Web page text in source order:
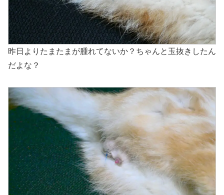
昨日よりたまたまが腫れてないか？ちゃんと玉抜きしたん
だよな？